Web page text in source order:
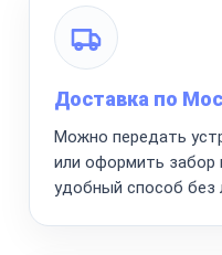
Доставка по
Можно передать
или оформить забор
удобный способ без